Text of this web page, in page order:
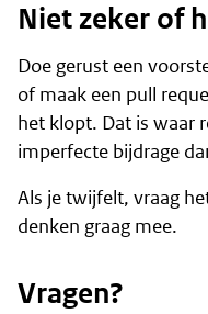
Niet zeker of
Doe gerust een
of maak een pull
het klopt. Dat is waar
imperfecte bijdrage
Als je twijfelt, vraag
denken graag mee.
Vragen?